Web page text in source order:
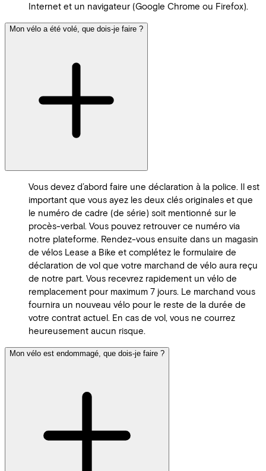
Internet et un navigateur (Google Chrome ou Firefox).
Mon vélo a été volé, que dois-je faire ?
Vous devez d’abord faire une déclaration à la police. Il est
important que vous ayez les deux clés originales et que
le numéro de cadre (de série) soit mentionné sur le
procès-verbal. Vous pouvez retrouver ce numéro via
notre plateforme. Rendez-vous ensuite dans un magasin
de vélos Lease a Bike et complétez le formulaire de
déclaration de vol que votre marchand de vélo aura reçu
de notre part. Vous recevrez rapidement un vélo de
remplacement pour maximum 7 jours. Le marchand vous
fournira un nouveau vélo pour le reste de la durée de
votre contrat actuel. En cas de vol, vous ne courrez
heureusement aucun risque.
Mon vélo est endommagé, que dois-je faire ?